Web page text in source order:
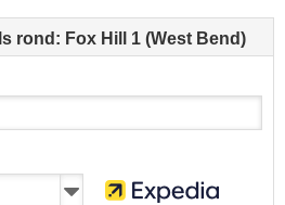
rond: Fox Hill 1 (West Bend)